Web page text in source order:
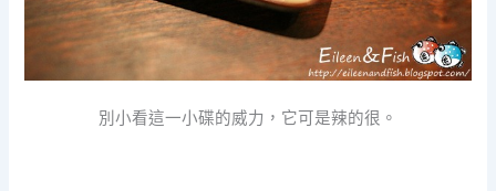
別小看這一小碟的威力，它可是辣的很。